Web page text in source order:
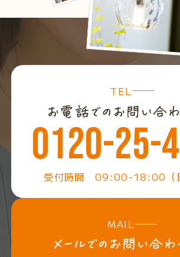
TEL
0120-25-
受付時間 09:00-18:00（日
MAIL